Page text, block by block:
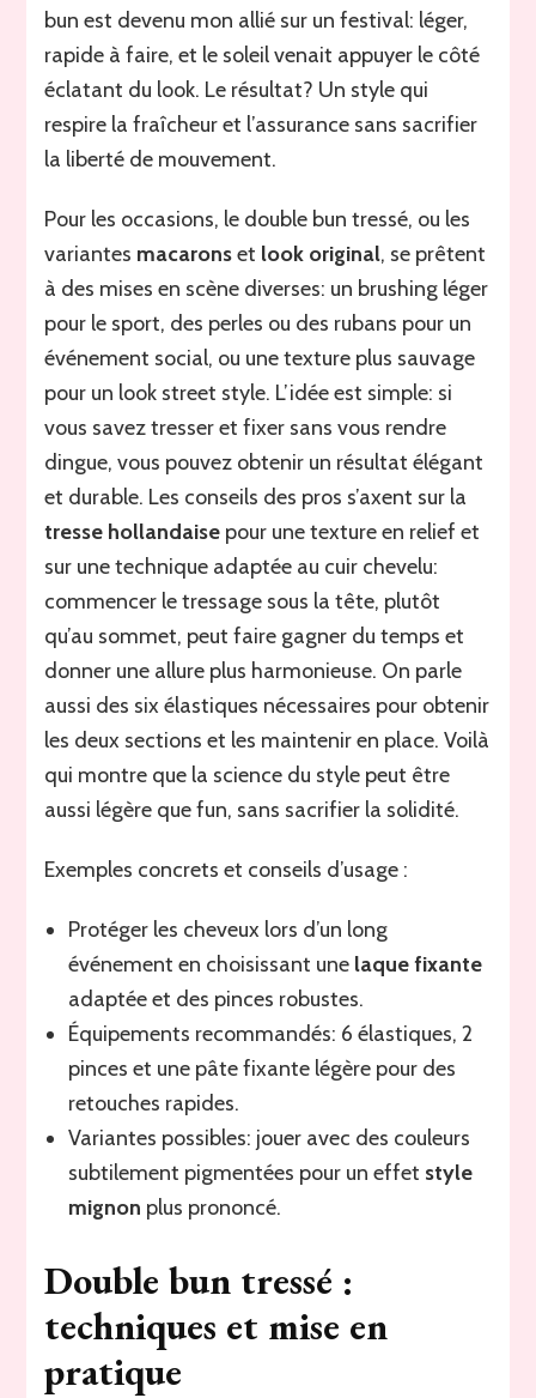
bun est devenu mon allié sur un festival: léger,
rapide à faire, et le soleil venait appuyer le côté
éclatant du look. Le résultat? Un style qui
respire la fraîcheur et l’assurance sans sacrifier
la liberté de mouvement.
Pour les occasions, le double bun tressé, ou les
variantes macaronset look original, se prêtent
à des mises en scène diverses: un brushing léger
pour le sport, des perles ou des rubans pour un
événement social, ou une texture plus sauvage
pour un look street style. L’idée est simple: si
vous savez tresser et fixer sans vous rendre
dingue, vous pouvez obtenir un résultat élégant
et durable. Les conseils des pros s’axent sur la
tresse hollandaise pour une texture en relief et
sur une technique adaptée au cuir chevelu:
commencer le tressage sous la tête, plutôt
qu’au sommet, peut faire gagner du temps et
donner une allure plus harmonieuse. On parle
aussi des six élastiques nécessaires pour obtenir
les deux sections et les maintenir en place. Voilà
qui montre que la science du style peut être
aussi légère que fun, sans sacrifier la solidité.
Exemples concrets et conseils d’usage :
Protéger les cheveux lors d’un long
événement en choisissant une laque fixante
adaptée et des pinces robustes.
Équipements recommandés: 6 élastiques, 2
pinces et une pâte fixante légère pour des
retouches rapides.
Variantes possibles: jouer avec des couleurs
subtilement pigmentées pour un effet style
mignon plus prononcé.
Double bun tressé :
techniques et mise en
pratique